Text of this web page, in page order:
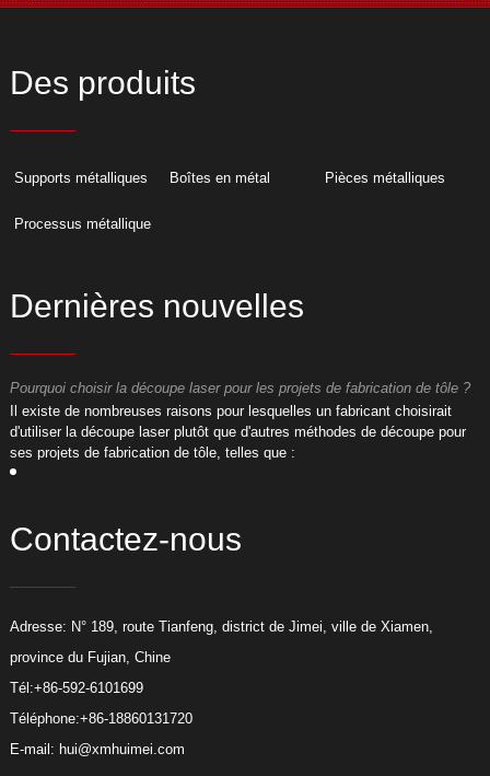
Des produits
Supports métalliques Boîtes en métal Pièces métalliques
Processus métallique
Dernières nouvelles
Pourquoi choisir la découpe laser pour les projets de fabrication de tôle ?
​Il existe de nombreuses raisons pour lesquelles un fabricant choisirait
d'utiliser la découpe laser plutôt que d'autres méthodes de découpe pour
ses projets de fabrication de tôle, telles que :
Contactez-nous
Adresse: N° 189, route Tianfeng, district de Jimei, ville de Xiamen,
province du Fujian, Chine
Tél:+86-592-6101699
Téléphone:+86-18860131720
E-mail: hui@xmhuimei.com